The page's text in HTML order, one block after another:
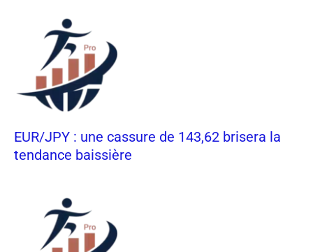
EUR/JPY : une cassure de 143,62 brisera la
tendance baissière